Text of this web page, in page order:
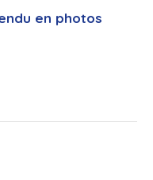
en photos